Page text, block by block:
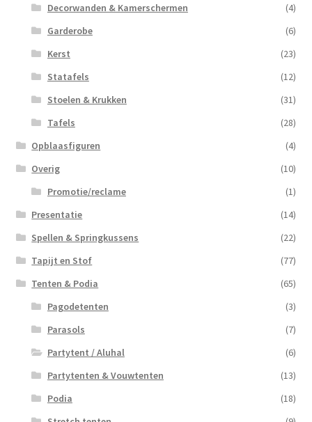
Decorwanden & Kamerschermen
(4)
Garderobe
(6)
Kerst
(23)
Statafels
(12)
Stoelen & Krukken
(31)
Tafels
(28)
Opblaasfiguren
(4)
Overig
(10)
Promotie/reclame
(1)
Presentatie
(14)
Spellen & Springkussens
(22)
Tapijt en Stof
(77)
Tenten & Podia
(65)
Pagodetenten
(3)
Parasols
(7)
Partytent / Aluhal
(6)
Partytenten & Vouwtenten
(13)
Podia
(18)